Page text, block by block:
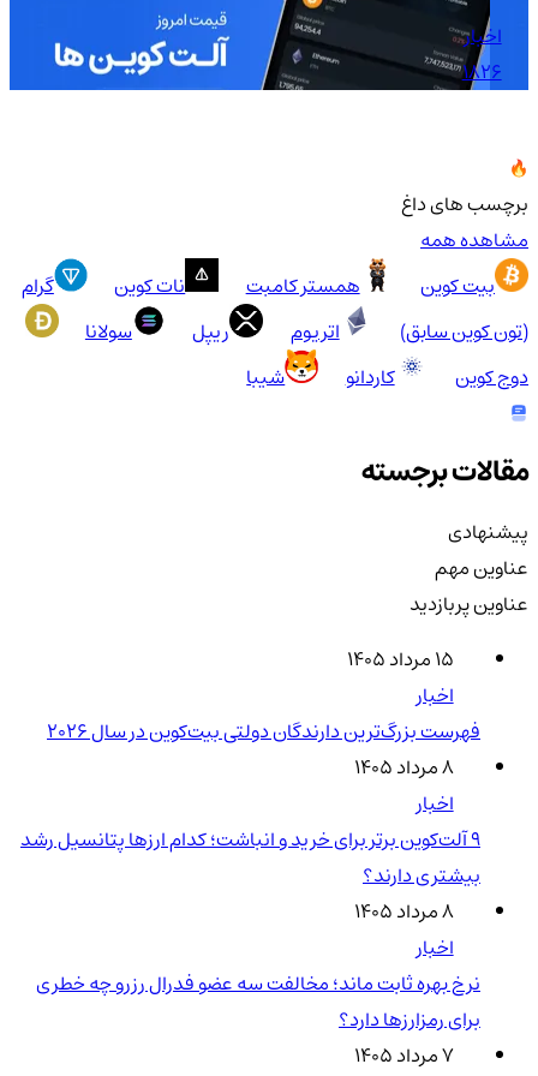
اخبار
1826
برچسب های داغ
مشاهده همه
بیت کوین
همستر کامبت نات کوین
گرام
(تون کوین سابق)
اتریوم ریپل
سولانا
دوج کوین
کاردانو شیبا
مقالات برجسته
پیشنهادی
عناوین مهم
عناوین پربازدید
۱۵ مرداد ۱۴۰۵
اخبار
فهرست بزرگ‌ترین دارندگان دولتی بیت‌کوین در سال 2026
۸ مرداد ۱۴۰۵
اخبار
۹ آلت‌کوین برتر برای خرید و انباشت؛ کدام ارزها پتانسیل رشد
بیشتری دارند؟
۸ مرداد ۱۴۰۵
اخبار
نرخ بهره ثابت ماند؛ مخالفت سه عضو فدرال رزرو چه خطری
برای رمزارزها دارد؟
۷ مرداد ۱۴۰۵